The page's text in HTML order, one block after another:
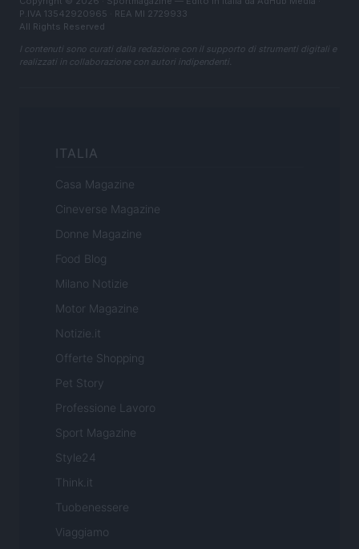
P.IVA 13542920965 · REA MI 2729933
All Rights Reserved
I contenuti sono curati dalla redazione con il supporto di strumenti digitali e
realizzati in collaborazione con autori indipendenti.
ITALIA
Casa Magazine
Cineverse Magazine
Donne Magazine
Food Blog
Milano Notizie
Motor Magazine
Notizie.it
Offerte Shopping
Pet Story
Professione Lavoro
Sport Magazine
Style24
Think.it
Tuobenessere
Viaggiamo